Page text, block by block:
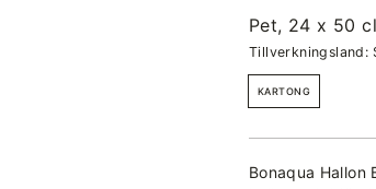
Pet, 24 x 50 cl
Tillverkningsland:
KARTONG
Bonaqua